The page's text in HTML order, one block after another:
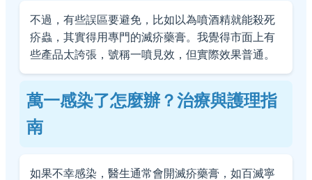
不過，有些誤區要避免，比如以為噴酒精就能殺死
疥蟲，其實得用專門的滅疥藥膏。我覺得市面上有
些產品太誇張，號稱一噴見效，但實際效果普通。
萬一感染了怎麼辦？治療與護理指
南
如果不幸感染，醫生通常會開滅疥藥膏，如百滅寧